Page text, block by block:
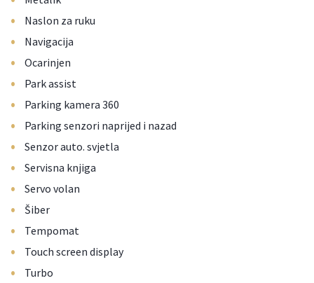
• Naslon za ruku
• Navigacija
• Ocarinjen
• Park assist
• Parking kamera 360
• Parking senzori naprijed i nazad
• Senzor auto. svjetla
• Servisna knjiga
• Servo volan
• Šiber
• Tempomat
• Touch screen display
• Turbo